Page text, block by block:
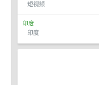
短视频
印度
印度